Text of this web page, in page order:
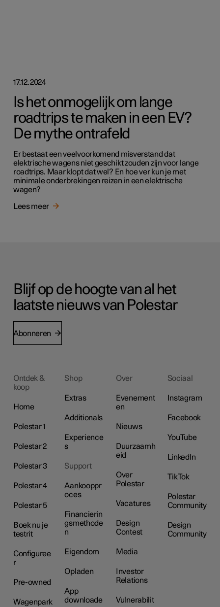
17.12.2024
Is het onmogelijk om lange
roadtrips te maken in een EV?
De mythe ontrafeld
Er bestaat een veelvoorkomend misverstand dat
elektrische wagens niet geschikt zouden zijn voor lange
roadtrips. Maar klopt dat wel? En hoe ver kun je met
minimale onderbrekingen reizen in een elektrische
wagen?
Lees meer
Blijf op de hoogte van al het
laatste nieuws van Polestar
Abonneren
Ontdek &
koop
Home
Polestar 1
Polestar 2
Polestar 3
Polestar 4
Polestar 5
Boek nu je
testrit
Configuree
r
Pre-owned
Wagenpark
Shop
Extras
Additionals
Experience
s
Support
Aankooppr
oces
Financierin
gsmethode
n
Eigendom
Opladen
App
downloade
Over
Evenement
en
Nieuws
Duurzaamh
eid
Over
Polestar
Vacatures
Design
Contest
Media
Investor
Relations
Vulnerabilit
Sociaal
Instagram
Facebook
YouTube
LinkedIn
TikTok
Polestar
Community
Design
Community